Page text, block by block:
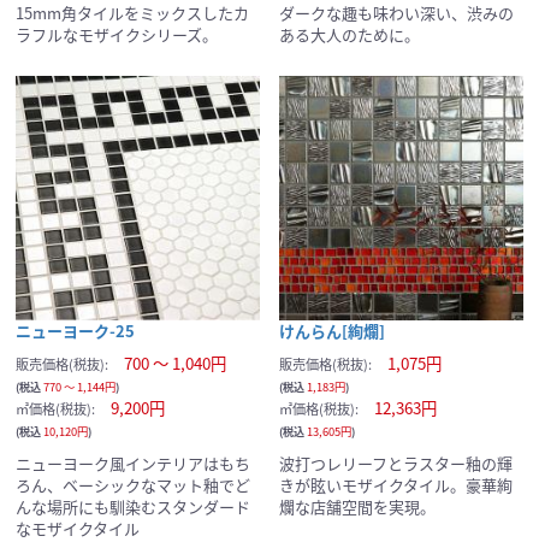
15mm角タイルをミックスしたカ
ラフルなモザイクシリーズ。
ダークな趣も味わい深い、渋みの
ある大人のために。
ニューヨーク-25
販売価格(税抜): 700 ～ 1,040円
(税込770 ～ 1,144円)
㎡価格(税抜): 9,200円
(税込10,120円)
ニューヨーク風インテリアはもち
ろん、ベーシックなマット釉でど
んな場所にも馴染むスタンダード
なモザイクタイル
けんらん[絢爛]
販売価格(税抜): 1,075円
(税込1,183円)
㎡価格(税抜): 12,363円
(税込13,605円)
波打つレリーフとラスター釉の輝
きが眩いモザイクタイル。豪華絢
爛な店舗空間を実現。